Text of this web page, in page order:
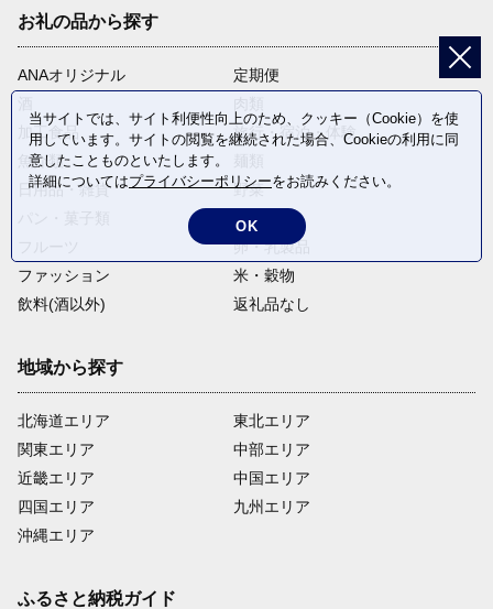
お礼の品から探す
ANAオリジナル
定期便
加工食品
旅行・宿泊・体験
魚介類
日用品・雑貨
野菜
電化製品
卵・乳製品
ファッション
米・穀物
飲料(酒以外)
返礼品なし
地域から探す
北海道エリア
関東エリア
近畿エリア
四国エリア
沖縄エリア
東北エリア
中部エリア
中国エリア
九州エリア
ふるさと納税ガイド
当サイトでは、サイト利便性向上のため、クッキー（Cookie）を使
用しています。サイトの閲覧を継続された場合、Cookieの利用に同
意したことものといたします。
詳細についてはプライバシーポリシーをお読みください。
OK